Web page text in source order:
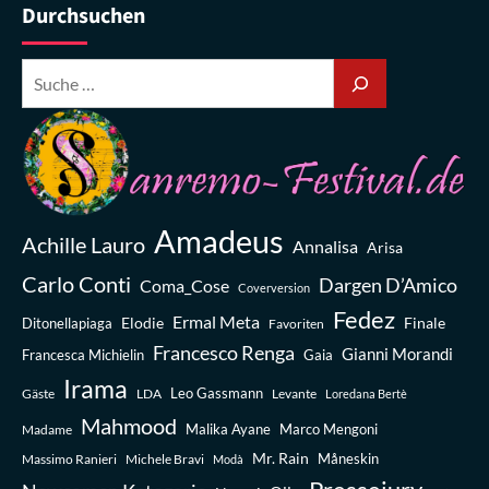
Durchsuchen
Achille Lauro Amadeus Annalisa Arisa
Carlo Conti Coma_Cose Coverversion Dargen D’Amico
Ditonellapiaga Elodie Ermal Meta Favoriten Fedez Finale
Francesca Michielin Francesco Renga Gaia Gianni Morandi
Gäste Irama LDA Leo Gassmann Levante Loredana Bertè
Madame Mahmood Malika Ayane Marco Mengoni
Massimo Ranieri Michele Bravi Modà Mr. Rain Måneskin